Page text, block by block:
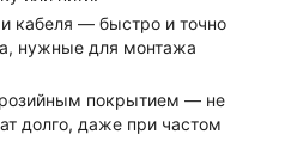
кабеля — быстро и точно
нужные для монтажа
покрытием — не
долго, даже при частом